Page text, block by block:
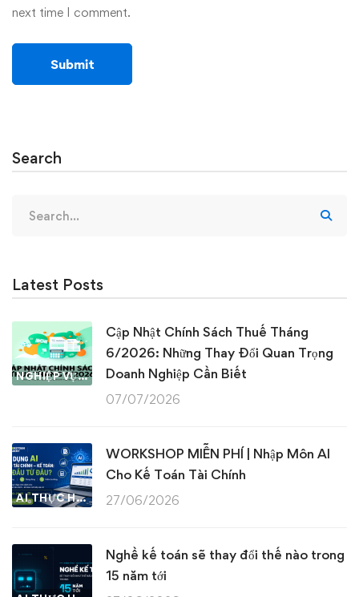
next time I comment.
Search
for:
Latest Posts
NGHIỆP VỤ KẾ TOÁN & THUẾ
Cập Nhật Chính Sách Thuế Tháng
6/2026: Những Thay Đổi Quan Trọng
Doanh Nghiệp Cần Biết
07/07/2026
AI THỰC HÀNH
WORKSHOP MIỄN PHÍ | Nhập Môn AI
Cho Kế Toán Tài Chính
27/06/2026
Nghề kế toán sẽ thay đổi thế nào trong
15 năm tới